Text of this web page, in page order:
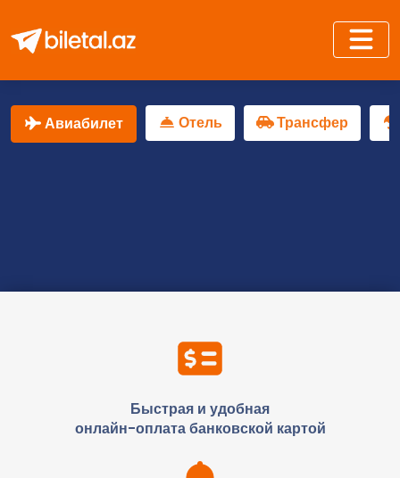
Авиабилет Отель Трансфер
Быстрая и удобная
онлайн-оплата банковской картой